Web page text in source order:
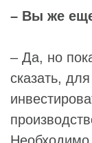
– Вы же
– Да, но
сказать,